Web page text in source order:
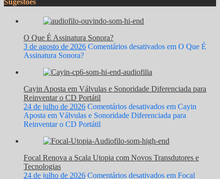
O Que É Assinatura Sonora?
3 de agosto de 2026 Comentários desativados em O Que É
Assinatura Sonora?
Cayin Aposta em Válvulas e Sonoridade Diferenciada para
Reinventar o CD Portátil
24 de julho de 2026 Comentários desativados em Cayin
Aposta em Válvulas e Sonoridade Diferenciada para
Reinventar o CD Portátil
Focal Renova a Scala Utopia com Novos Transdutores e
Tecnologias
24 de julho de 2026 Comentários desativados em Focal